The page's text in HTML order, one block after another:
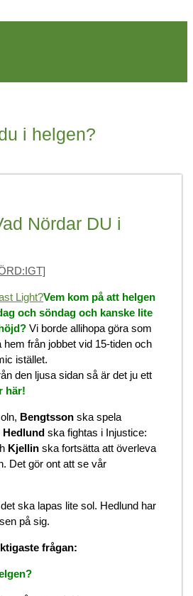
i helgen?
Nördar DU i
Vem kom på att helgen
och söndag och kanske lite
Vi borde allihopa göra som
hem från jobbet vid 15-tiden och
istället.
den ljusa sidan så är det ju ett
här!
Bengtsson ska spela
Hedlund ska fightas i Injustice:
Kjellin ska fortsätta att överleva
Det gör ont att se vår
ska lapas lite sol. Hedlund har
på sig.
frågan: